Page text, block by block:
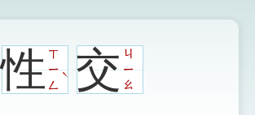
圖
性ㄒ
ㄧ
ㄥ
ˋ 交ㄐ
ㄧ
ㄠ